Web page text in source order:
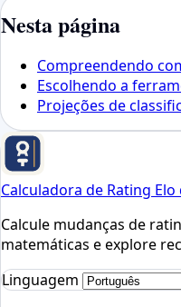
Nesta página
Compreendendo
Escolhendo a
Projeções de
Calculadora de Rating Elo
Calcule mudanças de
matemáticas e explore
Linguagem